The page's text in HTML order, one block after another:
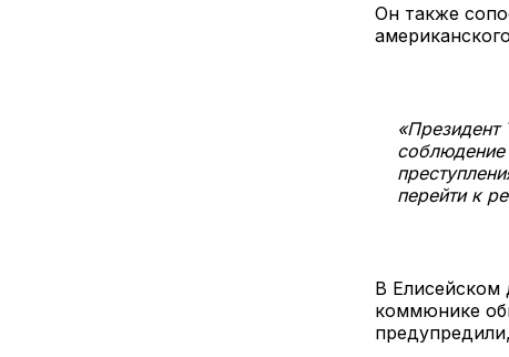
Он также
соблюдение
перейти к
В Елисейском
коммюнике